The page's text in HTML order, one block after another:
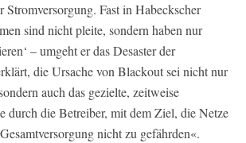
Stromversorgung. Fast in Habeckscher
sind nicht pleite, sondern haben nur
– umgeht er das Desaster der
die Ursache von Blackout sei nicht nur
auch das gezielte, zeitweise
durch die Betreiber, mit dem Ziel, die Netze
nicht zu gefährden«.